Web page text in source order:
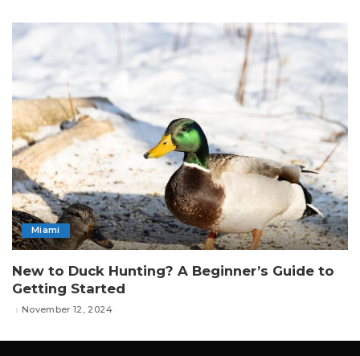
Miami
New to Duck Hunting? A Beginner’s Guide to
Getting Started
November 12, 2024